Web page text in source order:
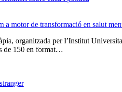
a motor de transformació en salut
organitzada per l’Institut
de 150 en format…